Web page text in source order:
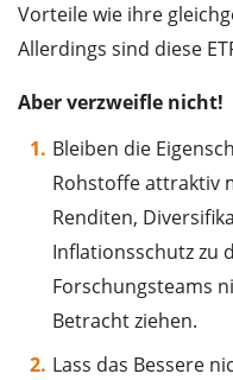
Vorteile wie ihre
Allerdings sind diese
Aber verzweifle nicht!
Bleiben die
Rohstoffe attraktiv
Renditen,
Inflationsschutz zu
Forschungsteams
Betracht ziehen.
Lass das Bessere